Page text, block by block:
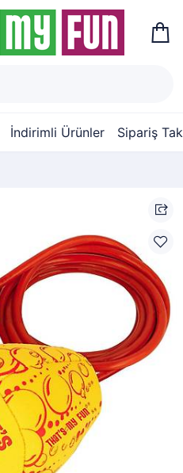
İndirimli Ürünler Sipariş